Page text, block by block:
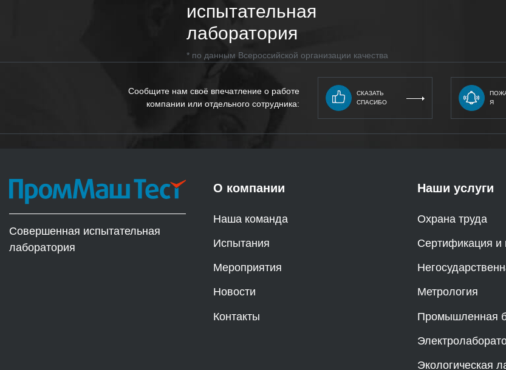
испытательная
лаборатория
* по данным Всероссийской организации качества
Сообщите нам своё впечатление о работе
компании или отдельного сотрудника:
СКАЗАТЬ
СПАСИБО
Я
Совершенная испытательная
лаборатория
О компании
Наша команда
Испытания
Мероприятия
Новости
Контакты
Наши услуги
Охрана труда
Сертификация и
Метрология
Промышленная
Экологическая